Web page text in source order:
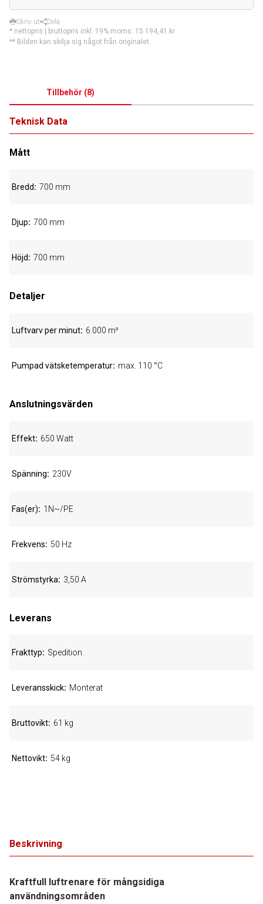
Skriv ut
Dela
* nettopris | bruttopris inkl. 19% moms: 15 194,41 kr
** Bilden kan skilja sig något från originalet.
Tillbehör (8)
Beskrivning
Kraftfull luftrenare för mångsidiga
användningsområden
Teknisk Data
Mått
Bredd 700 mm
Djup 700 mm
Höjd 700 mm
Detaljer
Luftvarv per minut 6.000 m³
Pumpad vätsketemperatur max. 110 °C
Anslutningsvärden
Effekt 650 Watt
Spänning 230V
Fas(er) 1N~/PE
Frekvens 50 Hz
Strömstyrka 3,50 A
Leverans
Frakttyp Spedition
Leveransskick Monterat
Bruttovikt 61 kg
Nettovikt 54 kg